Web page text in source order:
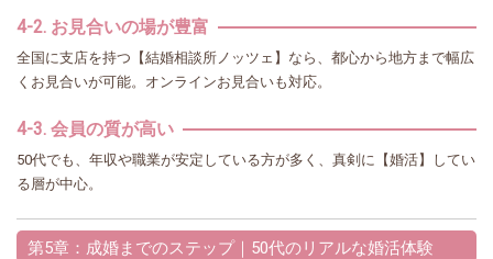
4-2. お見合いの場が豊富
全国に支店を持つ【結婚相談所ノッツェ】なら、都心から地方まで幅広
くお見合いが可能。オンラインお見合いも対応。
4-3. 会員の質が高い
50代でも、年収や職業が安定している方が多く、真剣に【婚活】してい
る層が中心。
第5章：成婚までのステップ｜50代のリアルな婚活体験